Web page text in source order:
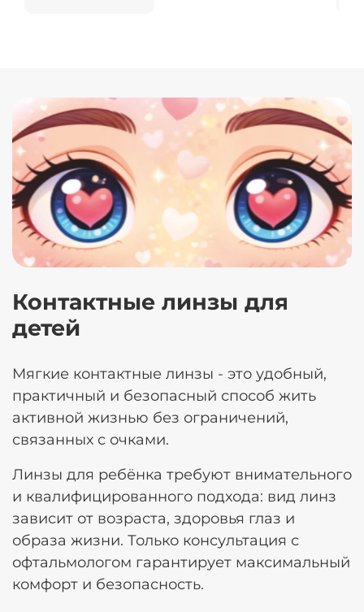
Контактные линзы для
детей
Мягкие контактные линзы - это удобный,
практичный и безопасный способ жить
активной жизнью без ограничений,
связанных с очками.
Линзы для ребёнка требуют внимательного
и квалифицированного подхода: вид линз
зависит от возраста, здоровья глаз и
образа жизни. Только консультация с
офтальмологом гарантирует максимальный
комфорт и безопасность.